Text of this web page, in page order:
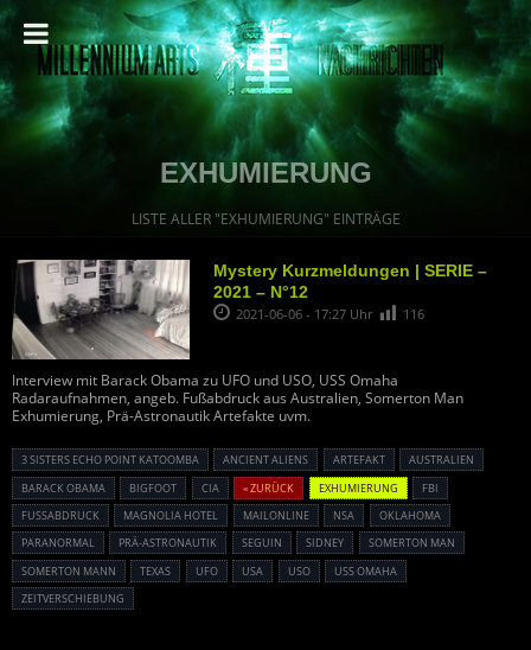
EXHUMIERUNG
LISTE ALLER "EXHUMIERUNG" EINTRÄGE
Mystery Kurzmeldungen | SERIE –
2021 – N°12
2021-06-06 - 17:27 Uhr 116
Interview mit Barack Obama zu UFO und USO, USS Omaha
Radaraufnahmen, angeb. Fußabdruck aus Australien, Somerton Man
Exhumierung, Prä-Astronautik Artefakte uvm.
3 SISTERS ECHO POINT KATOOMBA ANCIENT ALIENS ARTEFAKT
AUSTRALIEN
BARACK OBAMA
BIGFOOT CIA « ZURÜCK EXHUMIERUNG
FBI
FUSSABDRUCK
MAGNOLIA HOTEL MAILONLINE NSA
OKLAHOMA
PARANORMAL
PRÄ-ASTRONAUTIK SEGUIN SIDNEY
SOMERTON MAN
SOMERTON MANN
TEXAS UFO USA USO
USS OMAHA
ZEITVERSCHIEBUNG